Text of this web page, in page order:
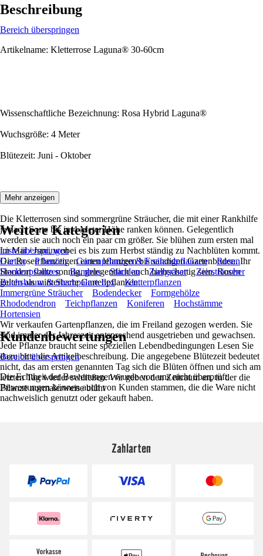
Beschreibung
Bereich überspringen
Artikelname: Kletterrose Laguna® 30-60cm
Wissenschaftliche Bezeichnung: Rosa Hybrid Laguna®
Wuchsgröße: 4 Meter
Blütezeit: Juni - Oktober
Beschreibung:
Die Kletterrosen sind sommergrüne Sträucher, die mit einer Rankhilfe
je nach Sorte bis in 4 Meter Höhe ranken können. Gelegentlich
werden sie auch noch ein paar cm größer. Sie blühen zum ersten mal
im Mai / Juni, wobei es bis zum Herbst ständig zu Nachblüten kommt.
Die Rosen benötigen einen lehmigen bis sandigen Gartenboden. Ihr
Standort sollte sonnig, gelegentlich auch halbschattig sein. Rosen
gelten als winterharte Gartenpflanzen.
Wir verkaufen Gartenpflanzen, die im Freiland gezogen werden. Sie
sind immer der Jahreszeit entsprechend ausgetrieben und gewachsen.
Jede Pflanze braucht seine speziellen Lebendbedingungen Lesen Sie
dazu bitte die Artikelbeschreibung. Die angegebene Blütezeit bedeutet
nicht, das am ersten genannten Tag sich die Blüten öffnen und sich am
letzten Tag wieder schließen. Wir geben den Zeitraum an, in der die
Pflanze normalerweise blüht
Mehr anzeigen
Weitere Kategorien
Liste überspringen
Garten
Pflanzen Gartenpflanzen & Freilandpflanzen
Rosen
Heckenpflanzen
Bambus Stauden Ziergräser
Ziersträucher
Buchsbaum & Stechpalme Ilex
Kletterpflanzen
Immergrüne Sträucher
Bodendecker
Formgehölze
Rhododendron
Teichpflanzen Koniferen
Hochstämme
Hortensien
Kundenbewertungen
Bereich überspringen
Die Echtheit der Bewertungen wurde von uns nicht überprüft.
Bewertungen können auch von Kunden stammen, die die Ware nicht
nachweislich genutzt oder gekauft haben.
Zahlarten